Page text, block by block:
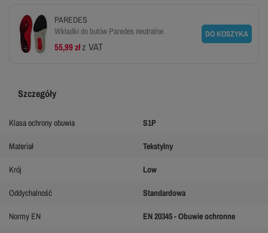
PAREDES
Wkładki do butów Paredes neutralne
55,99 złz VAT
DO KOSZYKA
Szczegóły
Klasa ochrony obuwia S1P
Materiał Tekstylny
Krój Low
Oddychalność Standardowa
Normy EN EN 20345 - Obuwie ochronne